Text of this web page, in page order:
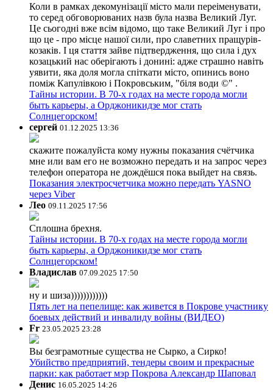
Коли в рамках декомунізації місто мали переіменувати,
то серед обговорюваних назв була назва Великий Луг.
Це сьогодні вже всім відомо, що таке Великий Луг і про
що це - про місце нашої сили, про славетних пращурів-
козаків. І ця стаття зайве підтвердження, що сила і дух
козацький нас оберігають і донині: адже страшно навіть
уявити, яка доля могла спіткати місто, опинись воно
поміж Капулівкою і Покровським, "біля води ©" .
Тайны истории. В 70-х годах на месте города могли
быть карьеры, а Орджоникидзе мог стать
Солнцегорском!
сергей 01.12.2025 13:36
скажите пожалуйста кому нужны показания счётчика
мне или вам его не возможно передать и на запрос через
телефон оператора не дождёшся пока выйдет на связь.
Показания электросчетчика можно передать YASNO
через Viber
Лео 09.11.2025 17:56
Сплошна брехня.
Тайны истории. В 70-х годах на месте города могли
быть карьеры, а Орджоникидзе мог стать
Солнцегорском!
Владислав 07.09.2025 17:50
ну и шиза))))))))))))
Пять лет на пепелище: как живется в Покрове участнику
боевых действий и инвалиду войны (ВИДЕО)
Fr 23.05.2025 23:28
Вы безграмотные существа не Сырко, а Сирко!
Убийство предприятий, тендеры своим и прекрасные
парки: как работает мэр Покрова Александр Шаповал
Денис 16.05.2025 14:26